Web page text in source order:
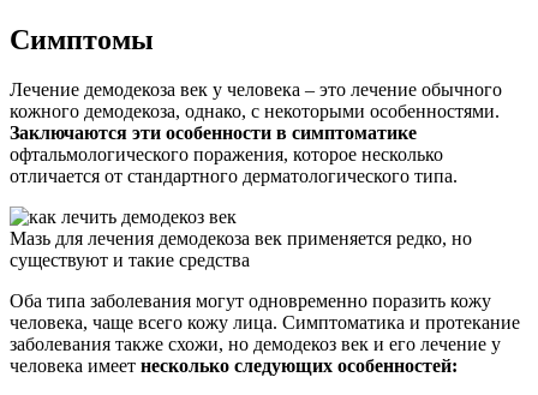
Симптомы
Лечение демодекоза век у человека – это лечение обычного
кожного демодекоза, однако, с некоторыми особенностями.
Заключаются эти особенности в симптоматике
офтальмологического поражения, которое несколько
отличается от стандартного дерматологического типа.
Мазь для лечения демодекоза век применяется редко, но
существуют и такие средства
Оба типа заболевания могут одновременно поразить кожу
человека, чаще всего кожу лица. Симптоматика и протекание
заболевания также схожи, но демодекоз век и его лечение у
человека имеет несколько следующих особенностей: